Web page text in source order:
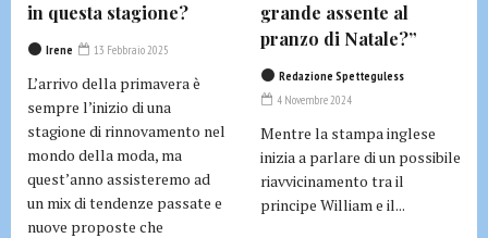
in questa stagione?
Irene 13 Febbraio 2025
L’arrivo della primavera è
sempre l’inizio di una
stagione di rinnovamento nel
mondo della moda, ma
quest’anno assisteremo ad
un mix di tendenze passate e
nuove proposte che
grande assente al
pranzo di Natale?”
Redazione Spetteguless
4 Novembre 2024
Mentre la stampa inglese
inizia a parlare di un possibile
riavvicinamento tra il
principe William e il...